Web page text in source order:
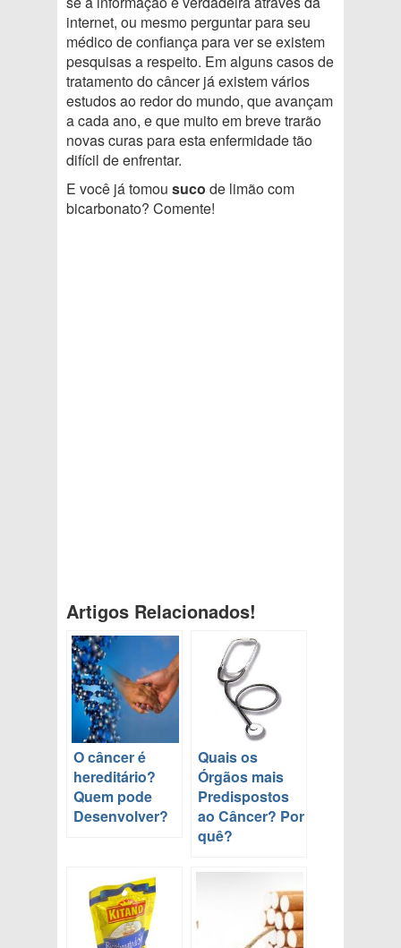
internet, ou mesmo perguntar para seu
médico de confiança para ver se existem
pesquisas a respeito. Em alguns casos de
tratamento do câncer já existem vários
estudos ao redor do mundo, que avançam
a cada ano, e que muito em breve trarão
novas curas para esta enfermidade tão
difícil de enfrentar.
E você já tomou suco de limão com
bicarbonato? Comente!
Artigos Relacionados!
O câncer é
hereditário?
Quem pode
Desenvolver?
Quais os
Órgãos mais
Predispostos
ao Câncer? Por
quê?